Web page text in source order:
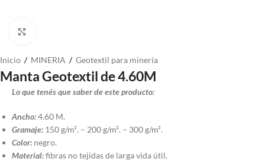
Inicio / MINERIA / Geotextil para minería
Manta Geotextil de 4.60M
Lo que tenés que saber de este producto:
Ancho:4.60 M.
Gramaje: 150 g/m². – 200 g/m². – 300 g/m².
Color: negro.
Material:fibras no tejidas de larga vida útil.